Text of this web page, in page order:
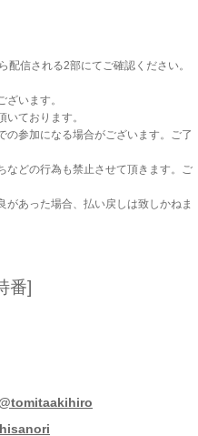
信される2部にてご確認ください。
います。
ております。
参加になる場合がございます。ご了
どの行為も禁止させて頂きます。ご
あった場合、払い戻しは致しかねま
番]